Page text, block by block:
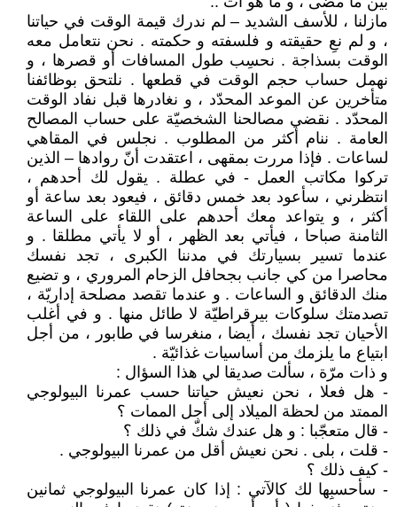
مازلنا ، للأسف الشديد – لم ندرك قيمة الوقت في حياتنا
، و لم نعِ حقيقته و فلسفته و حكمته . نحن نتعامل معه
الوقت بسذاجة . نحسِب طول المسافات أو قصرها ، و
نهمل حساب حجم الوقت في قطعها . نلتحق بوظائفنا
متأخرين عن الموعد المحدّد ، و نغادرها قبل نفاد الوقت
المحدّد . نقضي مصالحنا الشخصيّة على حساب المصالح
العامة . ننام أكثر من المطلوب . نجلس في المقاهي
لساعات . فإذا مررت بمقهى ، اعتقدت أنّ روادها – الذين
تركوا مكاتب العمل - في عطلة . يقول لك أحدهم ،
انتظرني ، سأعود بعد خمس دقائق ، فيعود بعد ساعة أو
أكثر ، و يتواعد معك أحدهم على اللقاء على الساعة
الثامنة صباحا ، فيأتي بعد الظهر ، أو لا يأتي مطلقا . و
عندما تسير بسيارتك في مدننا الكبرى ، تجد نفسك
محاصرا من كي جانب بجحافل الزحام المروري ، و تضيع
منك الدقائق و الساعات . و عندما تقصد مصلحة إداريّة ،
تصدمتك سلوكات بيرقراطيّة لا طائل منها . و في أغلب
الأحيان تجد نفسك ، أيضا ، منغرسا في طابور ، من أجل
ابتياع ما يلزمك من أساسيات غذائيّة .
و ذات مرّة ، سألت صديقا لي هذا السؤال :
- هل فعلا ، نحن نعيش حياتنا حسب عمرنا البيولوجي
الممتد من لحظة الميلاد إلى أجل الممات ؟
- قال متعجّبا : و هل عندك شكّ في ذلك ؟
- قلت ، بلى . نحن نعيش أقل من عمرنا البيولوجي .
- كيف ذلك ؟
- سأحسبِها لك كالآتي : إذا كان عمرنا البيولوجي ثمانين